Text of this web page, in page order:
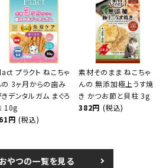
プラクト ねこちゃ
の 3ヶ月からの歯み
デンタルガム まぐろ
10g
円 (税込)
素材そのまま ねこちゃ
んの 無添加極上うす焼
き かつお節と貝柱 3g
382円 (税込)
やつの一覧を見る